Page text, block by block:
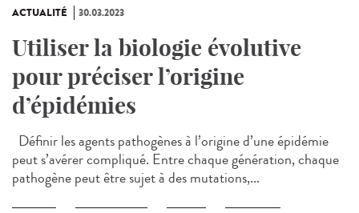
ACTUALITÉ 30.03.2023
Utiliser la biologie évolutive
pour préciser l’origine
d’épidémies
Définir les agents pathogènes à l’origine d’une épidémie
peut s’avérer compliqué. Entre chaque génération, chaque
pathogène peut être sujet à des mutations,...